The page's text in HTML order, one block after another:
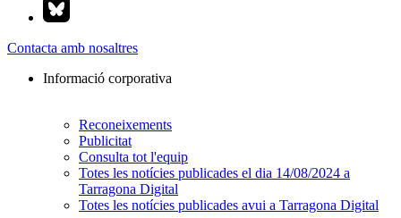
Contacta amb nosaltres
Informació corporativa
Reconeixements
Publicitat
Consulta tot l'equip
Totes les notícies publicades el dia 14/08/2024 a
Tarragona Digital
Totes les notícies publicades avui a Tarragona Digital